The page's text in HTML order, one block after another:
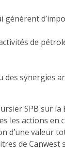
génèrent
de
des synergies
SPB sur
les actions
d’une valeur
de